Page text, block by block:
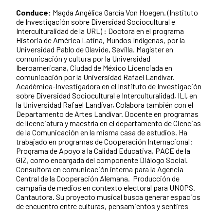
Conduce: Magda Angélica García Von Hoegen.(Instituto
de Investigación sobre Diversidad Sociocultural e
Interculturalidad de la URL) : Doctora en el programa
Historia de América Latina, Mundos Indígenas, por la
Universidad Pablo de Olavide, Sevilla. Magíster en
comunicación y cultura por la Universidad
Iberoamericana, Ciudad de México Licenciada en
comunicación por la Universidad Rafael Landívar.
Académica-Investigadora en el Instituto de Investigación
sobre Diversidad Sociocultural e Interculturalidad, ILI, en
la Universidad Rafael Landívar, Colabora también con el
Departamento de Artes Landívar. Docente en programas
de licenciatura y maestría en el departamento de Ciencias
de la Comunicación en la misma casa de estudios. Ha
trabajado en programas de Cooperación Internacional:
Programa de Apoyo a la Calidad Educativa, PACE de la
GIZ, como encargada del componente Diálogo Social.
Consultora en comunicación interna para la Agencia
Central de la Cooperación Alemana. Producción de
campaña de medios en contexto electoral para UNOPS.
Cantautora. Su proyecto musical busca generar espacios
de encuentro entre culturas, pensamientos y sentires